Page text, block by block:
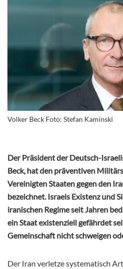
Volker Beck Foto: Stefan Kaminski
Der Präsident der Deutsch-
Beck, hat den präventiven
Vereinigten Staaten gegen den
bezeichnet. Israels Existenz und
iranischen Regime seit Jahren
ein Staat existenziell gefährdet
Gemeinschaft nicht schweigen
Der Iran verletze systematisch